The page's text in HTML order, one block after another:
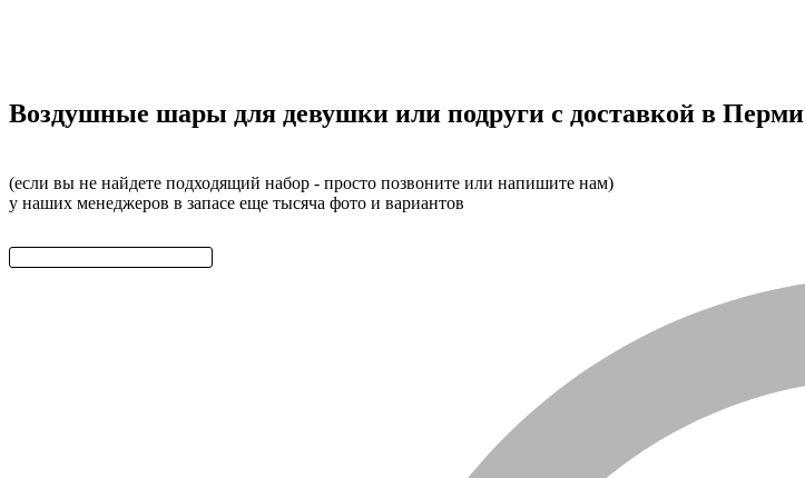
Воздушные шары для девушки или подруги с доставкой в Перми
(если вы не найдете подходящий набор - просто позвоните или напишите нам)
у наших менеджеров в запасе еще тысяча фото и вариантов